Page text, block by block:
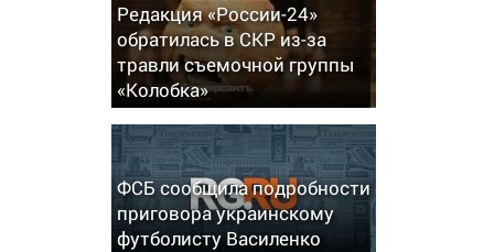
Редакция «России-24»
обратилась в СКР из-за
травли съемочной группы
«Колобка»
ФСБ сообщила подробности
приговора украинскому
футболисту Василенко